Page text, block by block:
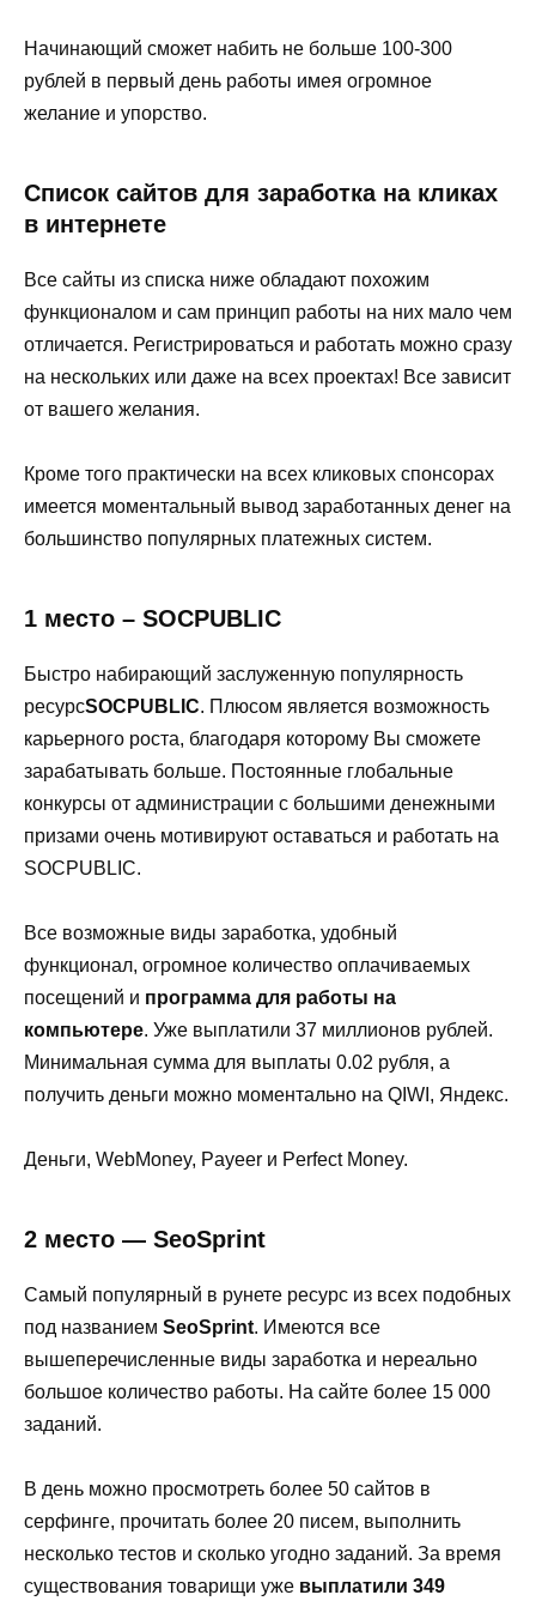
Начинающий сможет набить не больше 100-300
рублей в первый день работы имея огромное
желание и упорство.
Список сайтов для заработка на кликах
в интернете
Все сайты из списка ниже обладают похожим
функционалом и сам принцип работы на них мало чем
отличается. Регистрироваться и работать можно сразу
на нескольких или даже на всех проектах! Все зависит
от вашего желания.
Кроме того практически на всех кликовых спонсорах
имеется моментальный вывод заработанных денег на
большинство популярных платежных систем.
1 место – SOCPUBLIC
Быстро набирающий заслуженную популярность
ресурсSOCPUBLIC. Плюсом является возможность
карьерного роста, благодаря которому Вы сможете
зарабатывать больше. Постоянные глобальные
конкурсы от администрации с большими денежными
призами очень мотивируют оставаться и работать на
SOCPUBLIC.
Все возможные виды заработка, удобный
функционал, огромное количество оплачиваемых
посещений и программа для работы на
компьютере. Уже выплатили 37 миллионов рублей.
Минимальная сумма для выплаты 0.02 рубля, а
получить деньги можно моментально на QIWI, Яндекс.
Деньги, WebMoney, Payeer и Perfect Money.
2 место — SeoSprint
Самый популярный в рунете ресурс из всех подобных
под названием SeoSprint. Имеются все
вышеперечисленные виды заработка и нереально
большое количество работы. На сайте более 15 000
заданий.
В день можно просмотреть более 50 сайтов в
серфинге, прочитать более 20 писем, выполнить
несколько тестов и сколько угодно заданий. За время
существования товарищи уже выплатили 349